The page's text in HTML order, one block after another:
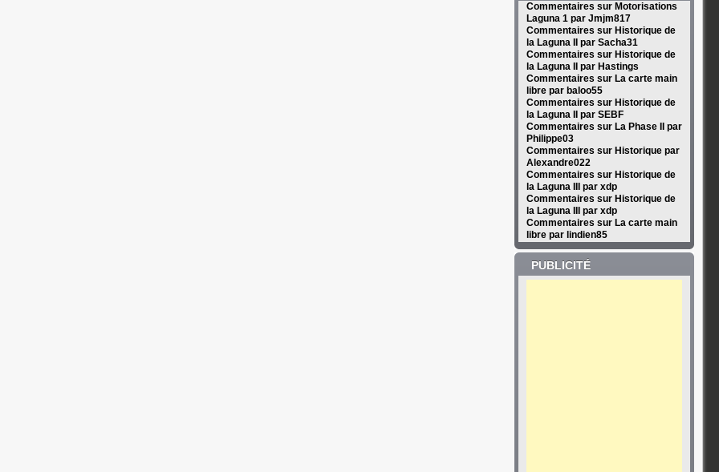
Commentaires sur Motorisations
Laguna 1 par Jmjm817
Commentaires sur Historique de
la Laguna II par Sacha31
Commentaires sur Historique de
la Laguna II par Hastings
Commentaires sur La carte main
libre par baloo55
Commentaires sur Historique de
la Laguna II par SEBF
Commentaires sur La Phase II par
Philippe03
Commentaires sur Historique par
Alexandre022
Commentaires sur Historique de
la Laguna III par xdp
Commentaires sur Historique de
la Laguna III par xdp
Commentaires sur La carte main
libre par lindien85
PUBLICITÉ